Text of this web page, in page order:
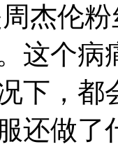
杰伦
这个病
下，
还做